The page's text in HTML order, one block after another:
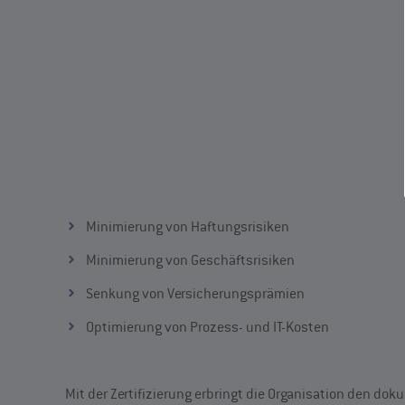
Minimierung von Haftungsrisiken
Minimierung von Geschäftsrisiken
Senkung von Versicherungsprämien
Optimierung von Prozess- und IT-Kosten
Mit der Zertifizierung erbringt die Organisation den